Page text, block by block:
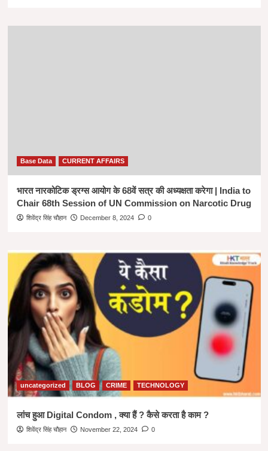
Base Data CURRENT AFFAIRS
भारत नारकोटिक ड्रग्स आयोग के 68वें सत्र की अध्यक्षता करेगा | India to
Chair 68th Session of UN Commission on Narcotic Drug
शिवेंद्र सिंह चौहान December 8, 2024 0
uncategorized BLOG CRIME TECHNOLOGY
लांच हुआ Digital Condom , क्या हैं ? कैसे करता है काम ?
शिवेंद्र सिंह चौहान November 22, 2024 0